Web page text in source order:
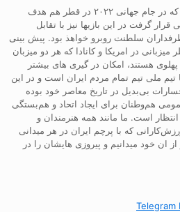
گودرز اقتداری: تیم ملی همانگونه که در جام جهانی ۲۰۲۲ در قطر هم هدف
گرفت در این بازیها نیز با تقابل
سلطنت روبرو خواهذ بود. پیش بینی
در امریکا و کانادا که هر دو میزبان
هستند، امکان در گیری های بیشتر
ملی تیم تمام مردم ایران است و در این
بی‌بدیل در تاریخ معاصر خود بوده
هم‌وطنان برای ایجاد اتحاد و هم‌بستگی
است. ما مانند همه هنرمندان و
که با پرچم ایران در هر میدانی
از ان خود میدانیم و پیروزی هایشان را در
Telegram